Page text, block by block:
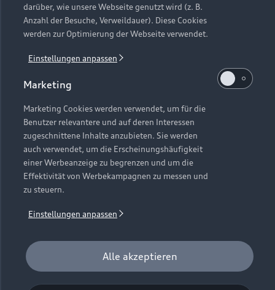
A6 Avant e-hybrid
ab 69.100,00 EUR inkl. MwSt
Probefahrt vereinbaren
Konfigurieren
darüber, wie unsere Webseite genutzt wird (z. B.
Anzahl der Besuche, Verweildauer). Diese Cookies
werden zur Optimierung der Webseite verwendet.
Einstellungen anpassen
Marketing
Marketing Cookies werden verwendet, um für die
Benutzer relevantere und auf deren Interessen
zugeschnittene Inhalte anzubieten. Sie werden
auch verwendet, um die Erscheinungshäufigkeit
einer Werbeanzeige zu begrenzen und um die
Effektivität von Werbekampagnen zu messen und
zu steuern.
Einstellungen anpassen
Alle akzeptieren